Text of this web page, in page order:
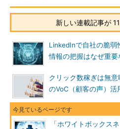
新しい連載記事が
LinkedInで自社の脆
情報の把握はなぜ重要
クリック数稼ぎは無
のVoC（顧客の声）活
「ホワイトボックス